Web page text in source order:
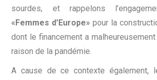
sourdes, et rappelons
«Femmes d’Europe» pour la
dont le financement a
raison de la pandémie.
A cause de ce contexte également,